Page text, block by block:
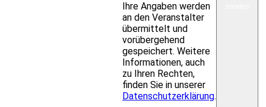
Ihre Angaben werden
an den Veranstalter
übermittelt und
vorübergehend
gespeichert. Weitere
Informationen, auch
zu Ihren Rechten,
finden Sie in unserer
Datenschutzerklärung.